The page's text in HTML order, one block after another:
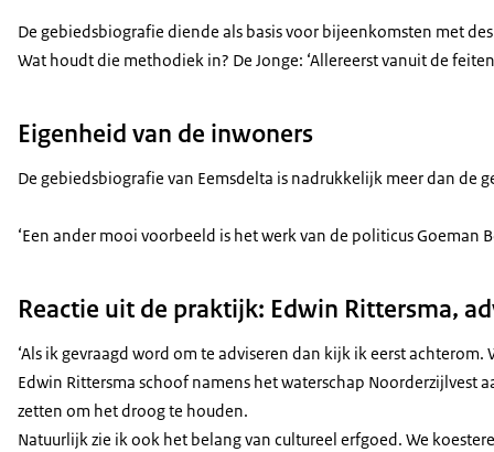
De gebiedsbiografie diende als basis voor bijeenkomsten met
Wat houdt die methodiek in? De Jonge: ‘Allereerst vanuit de
Eigenheid van de inwoners
De gebiedsbiografie van Eemsdelta is nadrukkelijk meer dan de
‘Een ander mooi voorbeeld is het werk van de politicus
Reactie uit de praktijk: Edwin Rittersma,
‘Als ik gevraagd word om te adviseren dan kijk ik eerst
Edwin Rittersma schoof namens het waterschap
zetten om het droog te houden.
Natuurlijk zie ik ook het belang van cultureel erfgoed. We